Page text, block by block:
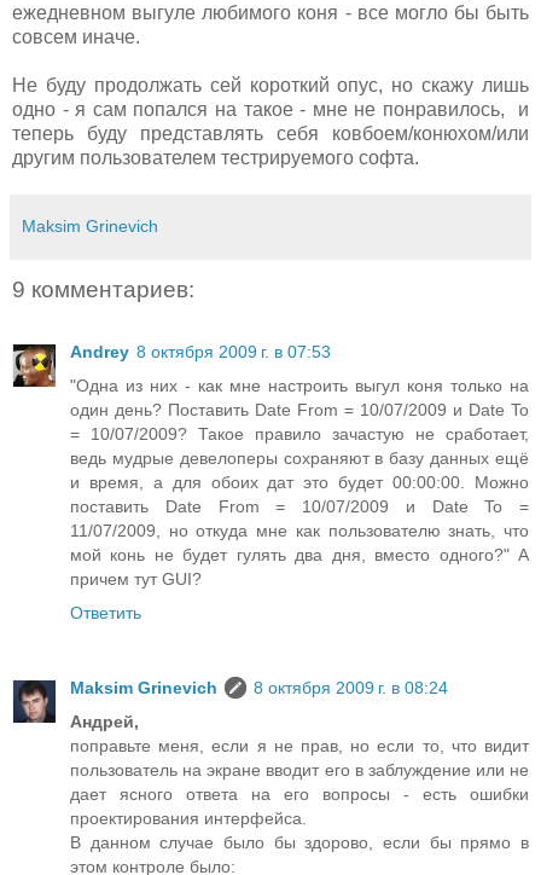
ежедневном выгуле любимого коня - все могло бы быть
совсем иначе.
Не буду продолжать сей короткий опус, но скажу лишь
одно - я сам попался на такое - мне не понравилось, и
теперь буду представлять себя ковбоем/конюхом/или
другим пользователем тестрируемого софта.
Maksim Grinevich
9 комментариев:
Andrey 8 октября 2009 г. в 07:53
"Одна из них - как мне настроить выгул коня только на
один день? Поставить Date From = 10/07/2009 и Date To
= 10/07/2009? Такое правило зачастую не сработает,
ведь мудрые девелоперы сохраняют в базу данных ещё
и время, а для обоих дат это будет 00:00:00. Можно
поставить Date From = 10/07/2009 и Date To =
11/07/2009, но откуда мне как пользователю знать, что
мой конь не будет гулять два дня, вместо одного?" А
причем тут GUI?
Ответить
Maksim Grinevich
8 октября 2009 г. в 08:24
Андрей,
поправьте меня, если я не прав, но если то, что видит
пользователь на экране вводит его в заблуждение или не
дает ясного ответа на его вопросы - есть ошибки
проектирования интерфейса.
В данном случае было бы здорово, если бы прямо в
этом контроле было: